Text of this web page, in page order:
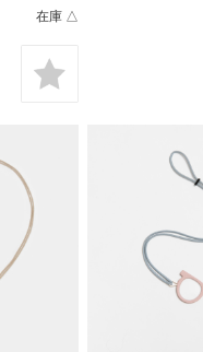
在庫 △